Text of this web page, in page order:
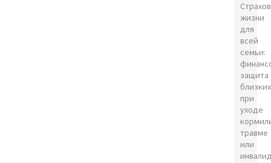
жизни
для
всей
семьи:
защита
близких
при
уходе
травме
или